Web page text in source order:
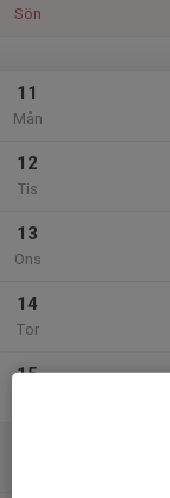
Sön
11
Mån
12
Tis
13
Ons
14
Tor
15